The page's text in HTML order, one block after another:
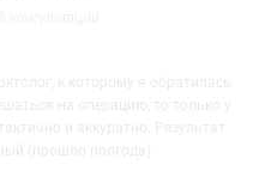
к которому я обратилась.
на операцию, то только у
и аккуратно. Результат
(прошло полгода)